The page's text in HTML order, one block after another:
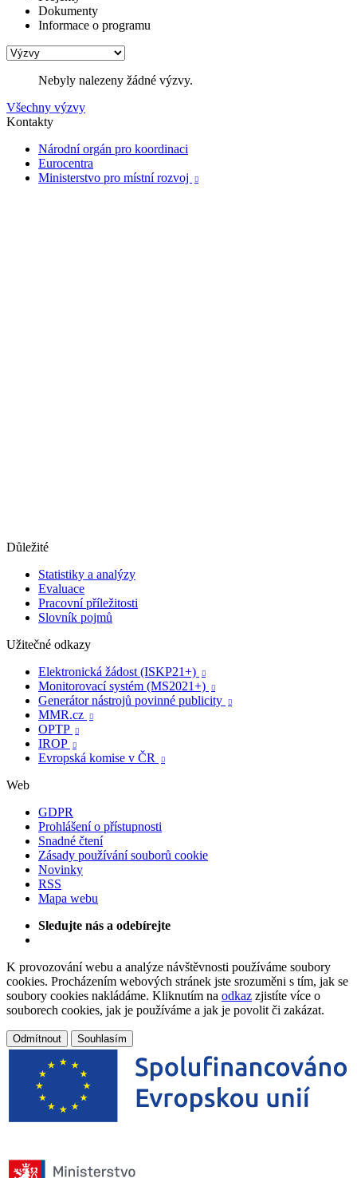
Dokumenty
Informace o programu
Nebyly nalezeny žádné výzvy.
Všechny výzvy
Kontakty
Národní orgán pro koordinaci
Eurocentra
Ministerstvo pro místní rozvoj

Důležité
Statistiky a analýzy
Evaluace
Pracovní příležitosti
Slovník pojmů
Užitečné odkazy
Elektronická žádost (ISKP21+)

Monitorovací systém (MS2021+) 
Generátor nástrojů povinné publicity 
MMR.cz 
OPTP 
IROP 
Evropská komise v ČR 
Web
GDPR
Prohlášení o přístupnosti
Snadné čtení
Zásady používání souborů cookie
Novinky
RSS
Mapa webu
Sledujte nás a odebírejte
K provozování webu a analýze návštěvnosti používáme soubory
cookies. Procházením webových stránek jste srozuměni s tím, jak se
soubory cookies nakládáme. Kliknutím na odkaz zjistíte více o
souborech cookies, jak je používáme a jak je povolit či zakázat.
Odmítnout Souhlasím